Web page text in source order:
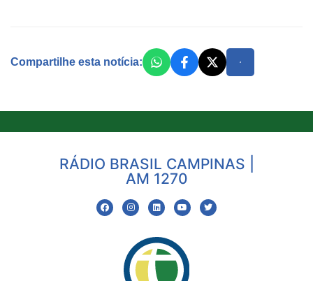
Compartilhe esta notícia:
RÁDIO BRASIL CAMPINAS |
AM 1270